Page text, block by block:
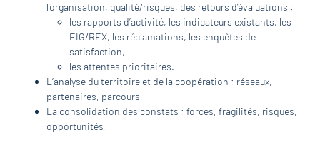
l’organisation, qualité/risques, des retours d’évaluations :
les rapports d’activité, les indicateurs existants, les
EIG/REX, les réclamations, les enquêtes de
satisfaction,
les attentes prioritaires.
L’analyse du territoire et de la coopération : réseaux,
partenaires, parcours.
La consolidation des constats : forces, fragilités, risques,
opportunités.